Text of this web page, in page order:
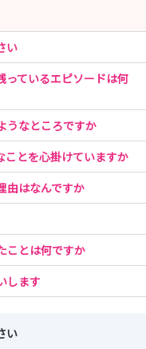
ります。
なります。
応募多数の場合、
了承ください。
い
っているエピソードは何
うなところですか
ことを心掛けていますか
由はなんですか
ことは何ですか
します
い